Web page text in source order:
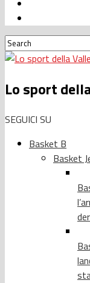
Lo sport
SEGUICI SU
Basket B
Basket